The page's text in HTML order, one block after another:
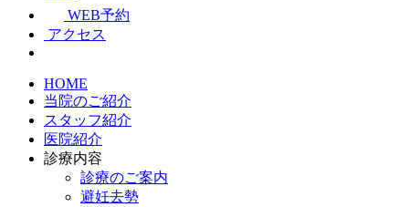
WEB予約
アクセス
HOME
当院のご紹介
スタッフ紹介
医院紹介
診療内容
診療のご案内
避妊去勢